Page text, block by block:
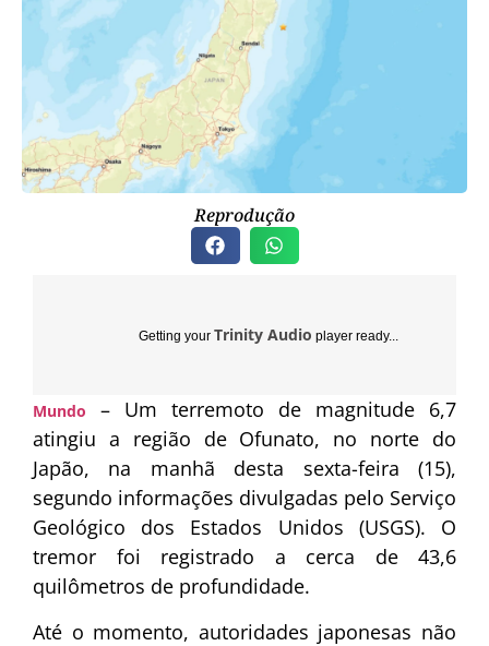
Reprodução
Getting your Trinity Audio player ready...
Mundo
– Um terremoto de magnitude 6,7
atingiu a região de Ofunato, no norte do
Japão, na manhã desta sexta-feira (15),
segundo informações divulgadas pelo Serviço
Geológico dos Estados Unidos (USGS). O
tremor foi registrado a cerca de 43,6
quilômetros de profundidade.
Até o momento, autoridades japonesas não